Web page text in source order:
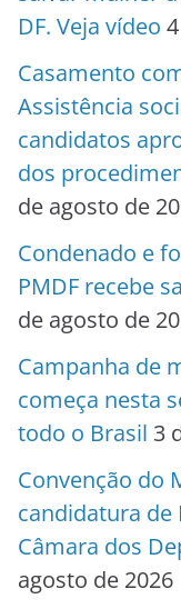
DF. Veja vídeo
Casamento
Assistência
candidatos
dos
de agosto de
Condenado e
PMDF recebe
de agosto de
Campanha de
começa nesta
todo o Brasil 3
Convenção do
candidatura de
Câmara dos
agosto de 2026